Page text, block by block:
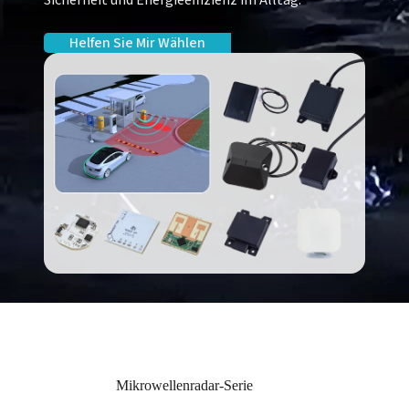
Helfen Sie Mir Wählen
Mikrowellenradar-Serie